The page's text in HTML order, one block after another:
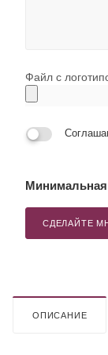
Файл с
Минимальная
СДЕЛАЙТЕ
ОПИСАНИЕ